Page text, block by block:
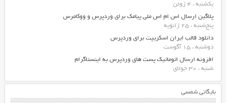
یکشنبه ، 4 ژوئن
پلاگین ارسال اس ام اس ملی پیامک برای وردپرس و ووکامرس
پنج‌شنبه ، 25 ژانویه
دانلود قالب ایران اسکریپت برای وردپرس
دوشنبه ، 15 آگوست
افزونه ارسال اتوماتیک پست های وردپرس به اینستاگرام
شنبه ، 30 جولای
بایگانی شمسی